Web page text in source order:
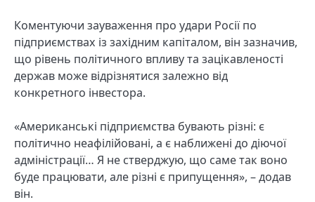
Коментуючи зауваження про удари Росії по
підприємствах із західним капіталом, він зазначив,
що рівень політичного впливу та зацікавленості
держав може відрізнятися залежно від
конкретного інвестора.
«Американські підприємства бувають різні: є
політично неафілійовані, а є наближені до діючої
адміністрації… Я не стверджую, що саме так воно
буде працювати, але різні є припущення», – додав
він.